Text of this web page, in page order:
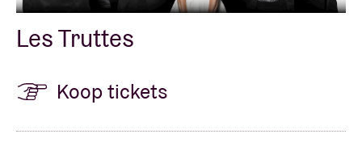
Les Truttes
Koop tickets